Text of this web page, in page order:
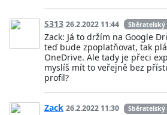
S313 26.2.2022 11:44
Zack: Já to držím na Google
teď bude zpoplatňovat, tak
OneDrive. Ale tady je přeci
myslíš mít to veřejně bez
profil?
Zack 26.2.2022 11:30